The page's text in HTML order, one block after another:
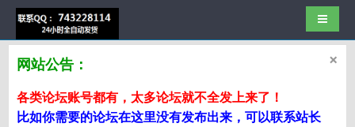
导航切
×
网站公告：
各类论坛账号都有，太多论坛就不全发上来了！
比如你需要的论坛在这里没有发布出来，可以联系站长